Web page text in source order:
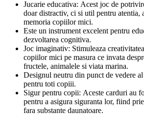
Jucarie educativa: Acest joc de
doar distractiv, ci si util pentru atentia,
memoria copiilor mici.
Este un instrument excelent pentru
dezvoltarea cognitiva.
Joc imaginativ: Stimuleaza
copiilor mici pe masura ce invata
fructele, animalele si viata marina.
Designul neutru din punct de vedere
pentru toti copiii.
Sigur pentru copii: Aceste carduri au
pentru a asigura siguranta lor, fiind
fara substante daunatoare.